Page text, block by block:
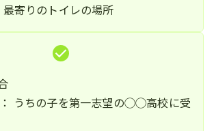
寄りのトイレの場所
うちの子を第一志望の◯◯高校に受